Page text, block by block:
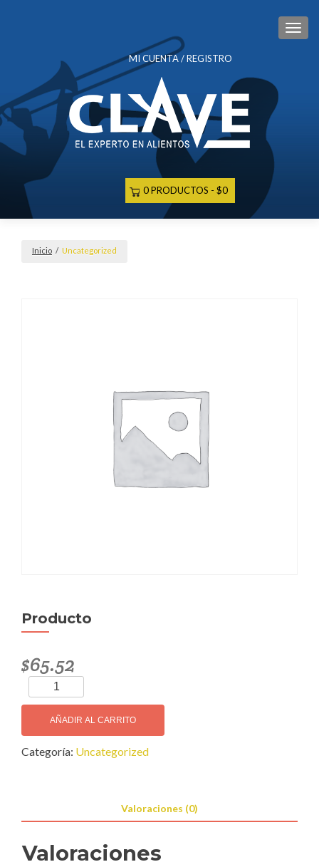
MI CUENTA / REGISTRO
0 PRODUCTOS $0
Inicio / Uncategorized
Producto
$65.52
Producto
cantidad
AÑADIR AL CARRITO
Categoría: Uncategorized
Valoraciones (0)
Valoraciones